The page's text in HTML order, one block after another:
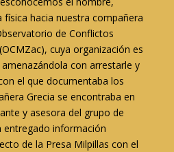
hacia nuestra compañera
de Conflictos
cuya organización es
con arrestarle y
el que documentaba los
Grecia se encontraba en
y asesora del grupo de
entregado información
de la Presa Milpillas con el